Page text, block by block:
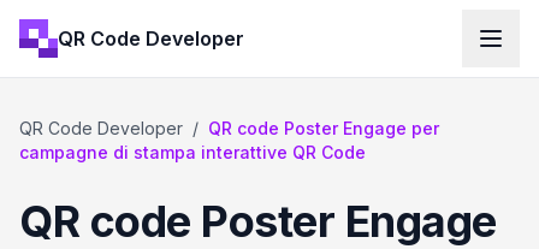
QR Code Developer
QR Code Developer / QR code Poster Engage per
campagne di stampa interattive QR Code
QR code Poster Engage